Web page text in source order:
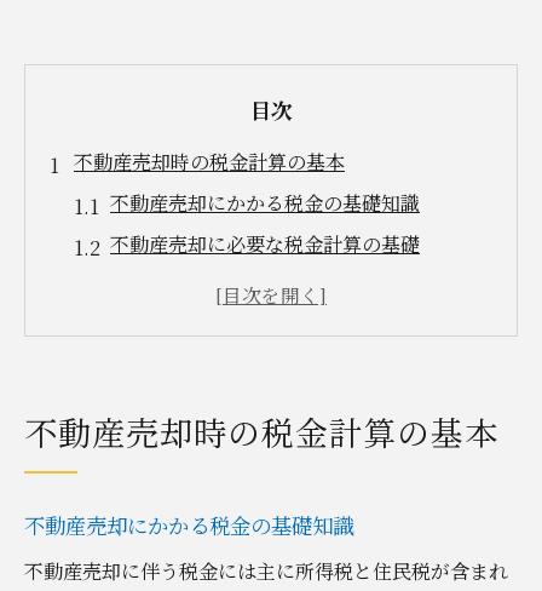
目次
不動産売却時の税金計算の基本
不動産売却にかかる税金の基礎知識
不動産売却に必要な税金計算の基礎
税金計算を簡単に理解する方法
不動産売却で知っておくべき税金のポイント
税金計算を有利にするための知識
不動産売却の税金対策とその重要性
不動産売却時の税金計算の基本
不動産売却にかかる税金の基礎知識
不動産売却に伴う税金には主に所得税と住民税が含まれ